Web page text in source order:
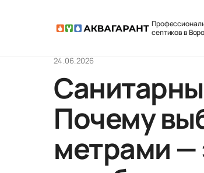
септиков в
24.06.2026
Почему
метрами —